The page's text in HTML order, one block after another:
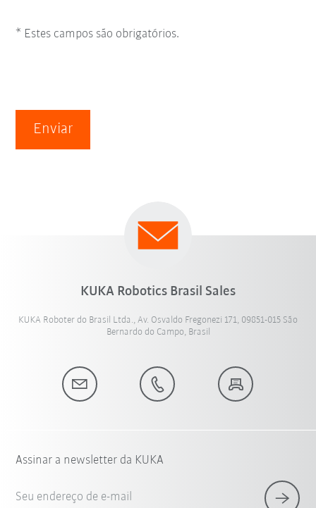
* Estes campos são obrigatórios.
Enviar
KUKA Robotics Brasil Sales
KUKA Roboter do Brasil Ltda., Av. Osvaldo Fregonezi 171, 09851-015 São
Bernardo do Campo, Brasil
Assinar a newsletter da KUKA
Seu endereço de e-mail